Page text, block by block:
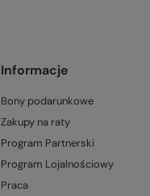
Informacje
Bony podarunkowe
Zakupy na raty
Program Partnerski
Program Lojalnościowy
Praca